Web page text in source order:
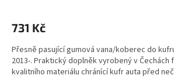
731 Kč
Přesně pasující gumová vana/koberec do
2013-. Praktický doplněk vyrobený v Čechách
kvalitního materiálu chránící kufr auta před